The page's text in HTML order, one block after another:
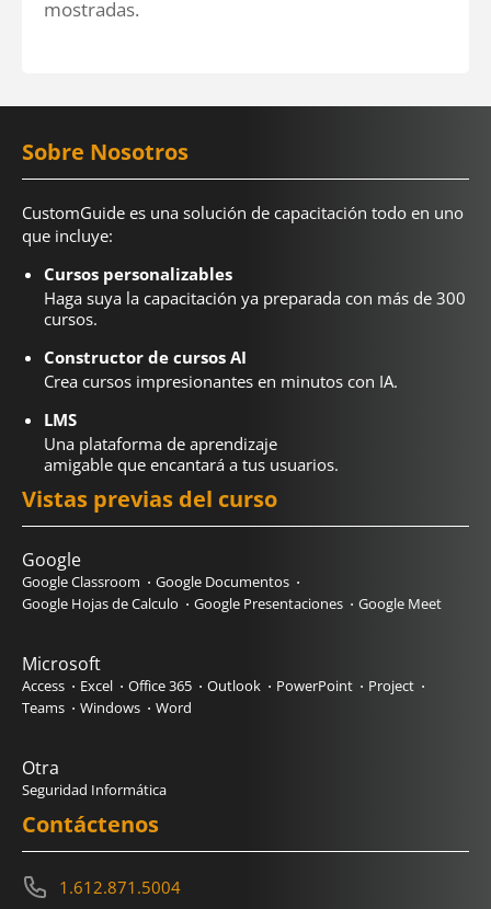
mostradas.
Sobre Nosotros
CustomGuide es una solución de capacitación todo en uno
que incluye:
Cursos personalizables
Haga suya la capacitación ya preparada con más de 300
cursos.
Constructor de cursos AI
Crea cursos impresionantes en minutos con IA.
LMS
Una plataforma de aprendizaje
amigable que encantará a tus usuarios.
Vistas previas del curso
Google
Google Classroom
Google Documentos
Google Hojas de Calculo
Google Presentaciones Google Meet
Microsoft
Access Excel Office 365 Outlook PowerPoint
Project
Teams
Windows Word
Otra
Seguridad Informática
Contáctenos
1.612.871.5004